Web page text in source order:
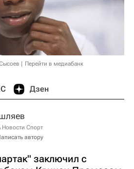
Перейти в медиабанк
Дзен
Новости Спорт
автору
заключил с